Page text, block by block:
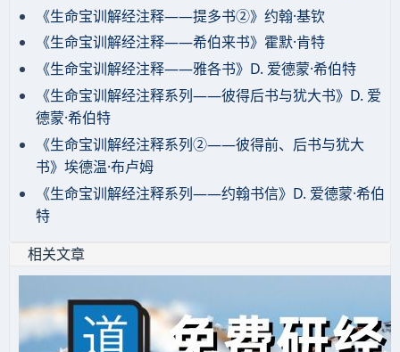
《生命宝训解经注释——提多书②》约翰·基钦
《生命宝训解经注释——希伯来书》霍默·肯特
《生命宝训解经注释——雅各书》D. 爱德蒙·希伯特
《生命宝训解经注释系列——彼得后书与犹大书》D. 爱
德蒙·希伯特
《生命宝训解经注释系列②——彼得前、后书与犹大
书》埃德温·布卢姆
《生命宝训解经注释系列——约翰书信》D. 爱德蒙·希伯
特
相关文章